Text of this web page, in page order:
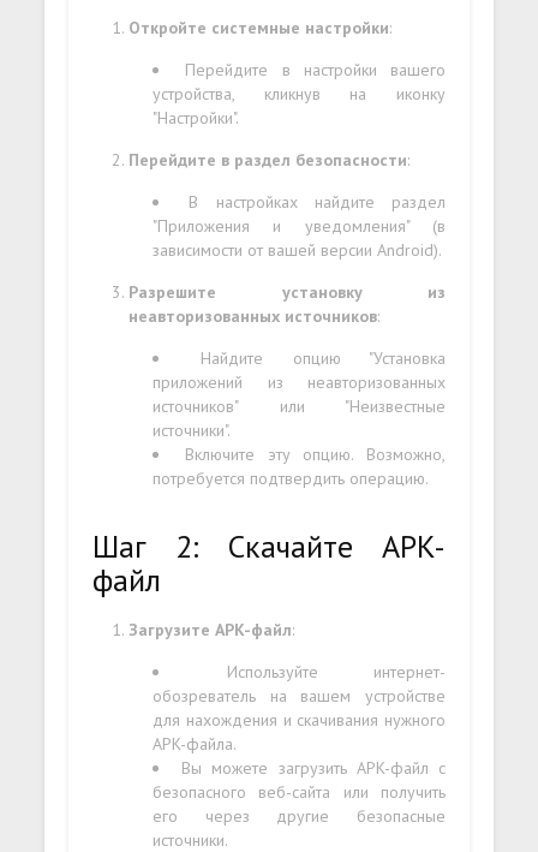
Откройте системные настройки:
Перейдите в настройки вашего
устройства, кликнув на иконку
"Настройки".
Перейдите в раздел безопасности:
В настройках найдите раздел
"Приложения и уведомления" (в
зависимости от вашей версии Android).
Разрешите установку из
неавторизованных источников:
Найдите опцию "Установка
приложений из неавторизованных
источников" или "Неизвестные
источники".
Включите эту опцию. Возможно,
потребуется подтвердить операцию.
Шаг 2: Скачайте APK-
файл
Загрузите APK-файл:
Используйте интернет-
обозреватель на вашем устройстве
для нахождения и скачивания нужного
APK-файла.
Вы можете загрузить APK-файл с
безопасного веб-сайта или получить
его через другие безопасные
источники.